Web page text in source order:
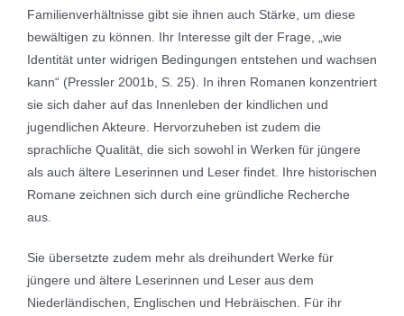
Familienverhältnisse gibt sie ihnen auch Stärke, um diese
bewältigen zu können. Ihr Interesse gilt der Frage, „wie
Identität unter widrigen Bedingungen entstehen und wachsen
kann“ (Pressler 2001b, S. 25). In ihren Romanen konzentriert
sie sich daher auf das Innenleben der kindlichen und
jugendlichen Akteure. Hervorzuheben ist zudem die
sprachliche Qualität, die sich sowohl in Werken für jüngere
als auch ältere Leserinnen und Leser findet. Ihre historischen
Romane zeichnen sich durch eine gründliche Recherche
aus.
Sie übersetzte zudem mehr als dreihundert Werke für
jüngere und ältere Leserinnen und Leser aus dem
Niederländischen, Englischen und Hebräischen. Für ihr